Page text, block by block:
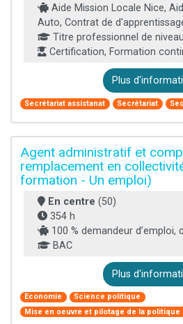
Aide Mission Locale Nice,
Auto, Contrat de
Titre professionnel de
Certification, Formation
Plus
Secrétariat assistanat Secrétariat
Agent administratif et
remplacement en
formation - Un emploi)
En centre (50)
354 h
100 % demandeur d’emploi,
BAC
Plus
Economie
Science politique
Mise en oeuvre et pilotage de la